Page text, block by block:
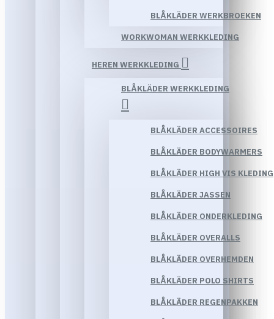
BLÅKLÄDER WERKBROEKEN
WORKWOMAN WERKKLEDING
HEREN WERKKLEDING
BLÅKLÄDER WERKKLEDING
BLÅKLÄDER ACCESSOIRES
BLÅKLÄDER BODYWARMERS
BLÅKLÄDER HIGH VIS KLEDING
BLÅKLÄDER JASSEN
BLÅKLÄDER ONDERKLEDING
BLÅKLÄDER OVERALLS
BLÅKLÄDER OVERHEMDEN
BLÅKLÄDER POLO SHIRTS
BLÅKLÄDER REGENPAKKEN